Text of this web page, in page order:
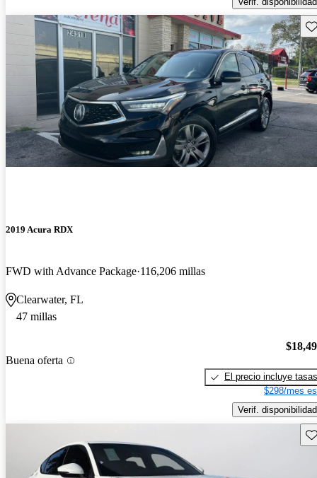
2019 Acura RDX
FWD with Advance Package 116,206 millas
Clearwater, FL
47 millas
Buena oferta
El precio incluye tasas
$298/mes
Verif. disponibilidad